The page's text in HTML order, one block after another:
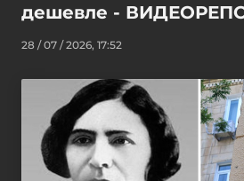
дешевле -
28 / 07 / 2026, 17:52